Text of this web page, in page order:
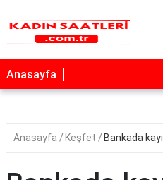
Anasayfa
Anasayfa Keşfet Bankada